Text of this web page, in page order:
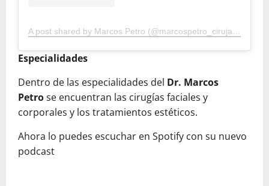
Especialidades
Dentro de las especialidades del Dr. Marcos
Petrose encuentran las cirugías faciales y
corporales y los tratamientos estéticos.
Ahora lo puedes escuchar en Spotify con su nuevo
podcast